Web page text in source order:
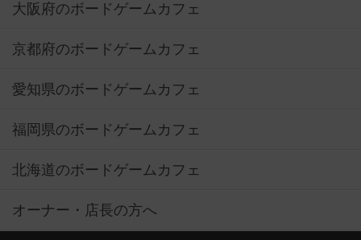
大阪府のボードゲームカフェ
京都府のボードゲームカフェ
愛知県のボードゲームカフェ
福岡県のボードゲームカフェ
北海道のボードゲームカフェ
オーナー・店長の方へ